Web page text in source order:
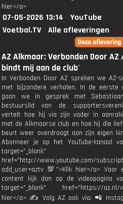
hier</a>
07-05-2026 13:14
YouTube
Voetbal.TV
Alle afleveringen
AZ Alkmaar: Verbonden Door
bindt mij aan de club'
In Verbonden Door AZ spreken we AZ-
met bijzondere verhalen. In de eerste
gaan we in gesprek met
bestuurslid van de
vertelt hoe hij via zijn vader in
met de Alkmaarse club en hoe hij die
beurt weer overdraagt aan zijn eigen
Abonneer je op het YouTube-kanaal
target="_blank"
href="http://www.youtube.com/
add_user=aztv 💯">Klik hier</a> Voor
content kijk dan op de videopagina
target="_blank" href="https://az.nl/
hier</a> ✍ Volg AZ ook via: 📲